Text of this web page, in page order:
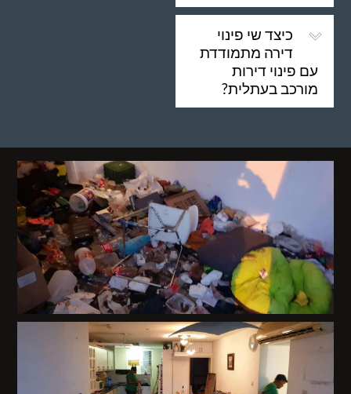
כיצד שי פינוי
דירה מתמודדת
עם פינוי דירות
מורכב בעתלית?